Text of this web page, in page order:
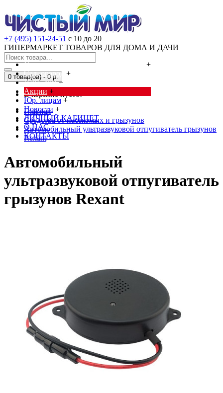
+7 (495) 151-24-51 с 10 до 20
ГИПЕРМАРКЕТ ТОВАРОВ ДЛЯ ДОМА И ДАЧИ
Cредства от насекомых и грызунов
+
Сад, огород +
Дача, дом +
Акции +
Юр. лицам +
Новости +
ЛИЧНЫЙ КАБИНЕТ
О НАС
КОНТАКТЫ
0 товар(ов) - 0 р.
В корзине пусто!
Главная
Cредства от насекомых и грызунов
Автомобильный ультразвуковой отпугиватель грызунов
Rexant
Автомобильный
ультразвуковой отпугиватель
грызунов Rexant